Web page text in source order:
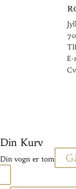
Din Kurv
Din vogn er tom